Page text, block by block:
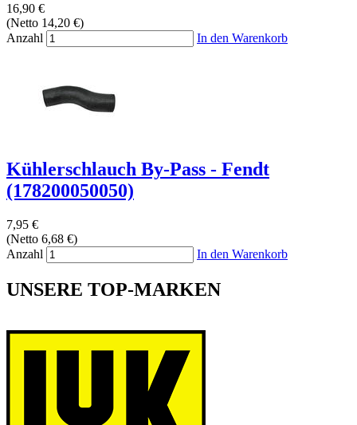
16,90 €
(Netto 14,20 €)
Anzahl
In den Warenkorb
Kühlerschlauch By-Pass - Fendt
(178200050050)
7,95 €
(Netto 6,68 €)
Anzahl
In den Warenkorb
UNSERE TOP-MARKEN